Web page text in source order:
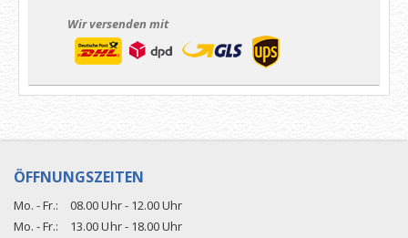
Wir versenden mit
ÖFFNUNGSZEITEN
Mo. - Fr.:
08.00 Uhr - 12.00 Uhr
Mo. - Fr.:
13.00 Uhr - 18.00 Uhr